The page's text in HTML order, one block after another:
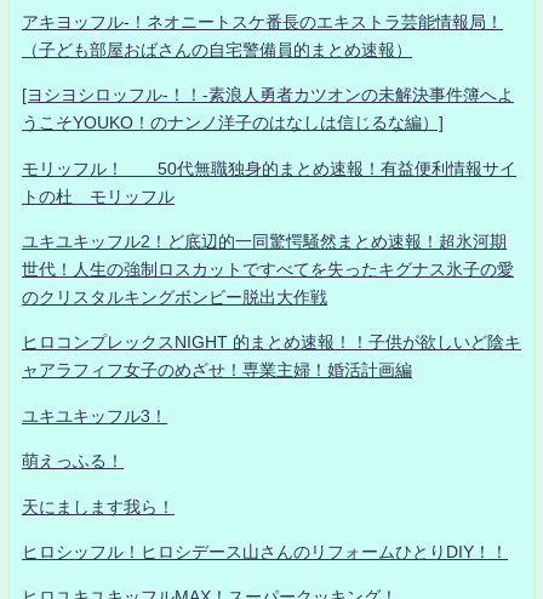
アキヨッフル-！ネオニートスケ番長のエキストラ芸能情報局！
（子ども部屋おばさんの自宅警備員的まとめ速報）
[ヨシヨシロッフル-！！-素浪人勇者カツオンの未解決事件簿へよ
うこそYOUKO！のナンノ洋子のはなしは信じるな編）]
モリッフル！ 50代無職独身的まとめ速報！有益便利情報サイ
トの杜 モリッフル
ユキユキッフル2！ど底辺的一同驚愕騒然まとめ速報！超氷河期
世代！人生の強制ロスカットですべてを失ったキグナス氷子の愛
のクリスタルキングボンビー脱出大作戦
ヒロコンプレックスNIGHT 的まとめ速報！！子供が欲しいど陰キ
ャアラフィフ女子のめざせ！専業主婦！婚活計画編
ユキユキッフル3！
萌えっふる！
天にまします我ら！
ヒロシッフル！ヒロシデース山さんのリフォームひとりDIY！！